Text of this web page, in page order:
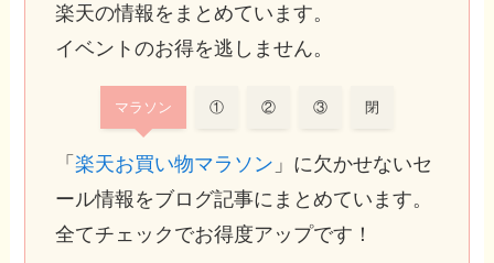
楽天の情報をまとめています。
イベントのお得を逃しません。
マラソン ① ② ③ 閉
「楽天お買い物マラソン 」に欠かせないセ
ール情報をブログ記事にまとめています。
全てチェックでお得度アップです！